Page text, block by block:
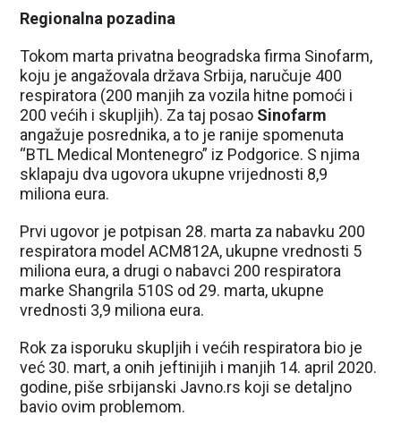
Regionalna pozadina
Tokom marta privatna beogradska firma Sinofarm,
koju je angažovala država Srbija, naručuje 400
respiratora (200 manjih za vozila hitne pomoći i
200 većih i skupljih). Za taj posao Sinofarm
angažuje posrednika, a to je ranije spomenuta
“BTL Medical Montenegro” iz Podgorice. S njima
sklapaju dva ugovora ukupne vrijednosti 8,9
miliona eura.
Prvi ugovor je potpisan 28. marta za nabavku 200
respiratora model ACM812A, ukupne vrednosti 5
miliona eura, a drugi o nabavci 200 respiratora
marke Shangrila 510S od 29. marta, ukupne
vrednosti 3,9 miliona eura.
Rok za isporuku skupljih i većih respiratora bio je
već 30. mart, a onih jeftinijih i manjih 14. april 2020.
godine, piše srbijanski Javno.rs koji se detaljno
bavio ovim problemom.